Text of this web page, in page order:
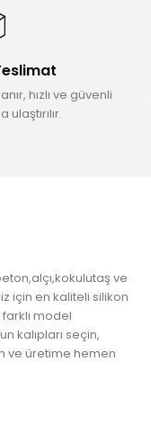
bilgiler bulunuyor.
daha pahalı.
olmalı.
hızlı ve güvenli
ulaştırılır.
ve
için en kaliteli silikon
model
kalıpları seçin,
ve üretime hemen